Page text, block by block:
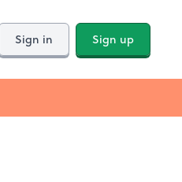
Sign in Sign up